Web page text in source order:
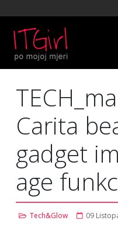
Carita
gadget
age
Tech&Glow 09